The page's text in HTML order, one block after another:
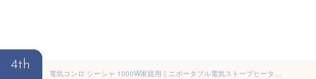
4th
電気コンロ シーシャ 1000W家庭用ミニポータブル電気ストーブヒーターヒータープレートホワイト 電気コンロ 卓上 ミニ 電気コンロ 電熱器 電気こんろ 卓上 卓上コンロ